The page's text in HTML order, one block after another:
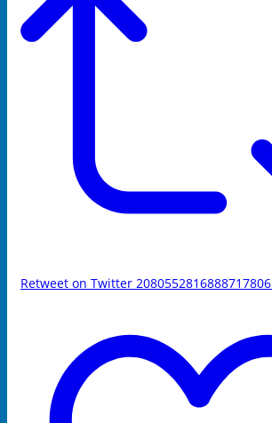
Retweet on Twitter 2080552816888717806